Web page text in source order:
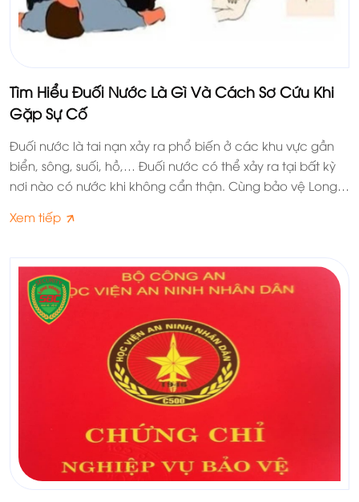
Tìm Hiểu Đuối Nước Là Gì Và Cách Sơ Cứu Khi
Gặp Sự Cố
Đuối nước là tai nạn xảy ra phổ biến ở các khu vực gần
biển, sông, suối, hồ,… Đuối nước có thể xảy ra tại bất kỳ
nơi nào có nước khi không cẩn thận. Cùng bảo vệ Long
nội dung dưới đây nhé.
Xem tiếp